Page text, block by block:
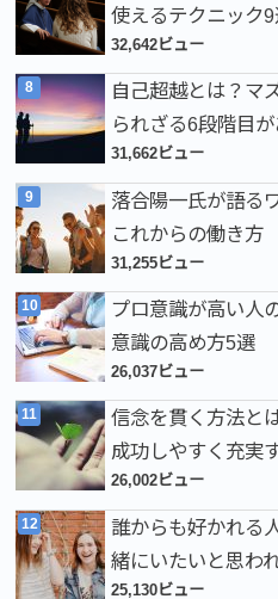
使えるテクニック9
32,642ビュー
自己超越とは？マ
られざる6段階目
31,662ビュー
落合陽一氏が語る
これからの働き方
31,255ビュー
プロ意識が高い人
意識の高め方5選
26,037ビュー
信念を貫く方法と
成功しやすく充実
26,002ビュー
誰からも好かれる
緒にいたいと思わ
25,130ビュー